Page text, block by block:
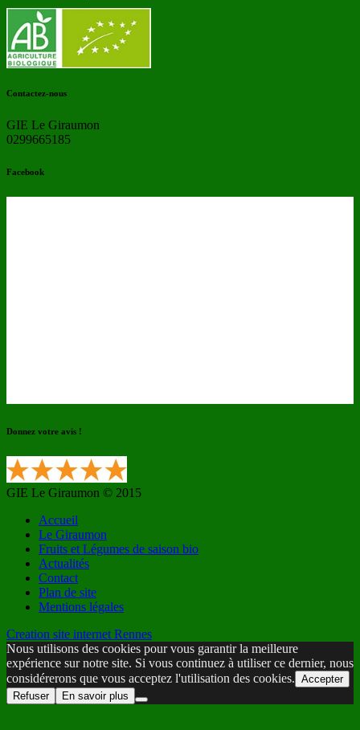
Contactez-nous
GIE Le Giraumon
0299665185
Facebook
Donnez votre avis !
GIE Le Giraumon © 2015
Accueil
Le Giraumon
Fruits et Légumes de saison bio
Actualités
Contact
Plan de site
Mentions légales
Creation site internet Rennes
Nous utilisons des cookies pour vous garantir la meilleure
expérience sur notre site. Si vous continuez à utiliser ce dernier, nous
considérerons que vous acceptez l'utilisation des cookies. Accepter
Refuser
En savoir plus